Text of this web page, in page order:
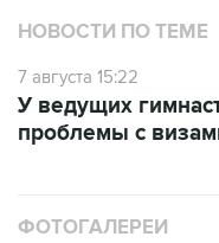
НОВОСТИ ПО ТЕМЕ
7 августа 15:22
У ведущих
проблемы с
ФОТОГАЛЕРЕИ